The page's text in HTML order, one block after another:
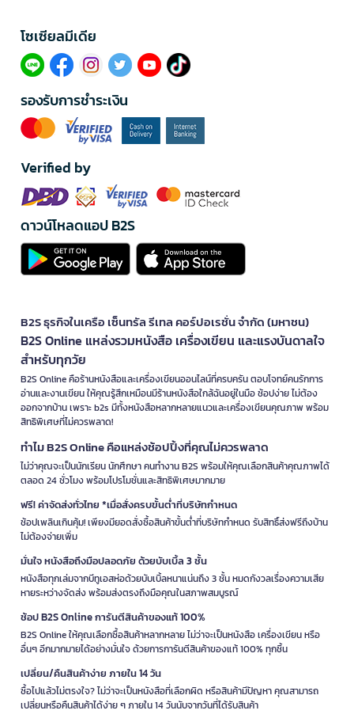
โซเซียลมีเดีย​
รองรับการชำระเงิน
Verified by
ดาวน์โหลดแอป B2S
B2S ธุรกิจในเครือ เซ็นทรัล รีเทล คอร์ปอเรชั่น จำกัด (มหาชน)
B2S Online แหล่งรวมหนังสือ เครื่องเขียน และแรงบันดาลใจ
สำหรับทุกวัย
B2S Online คือร้านหนังสือและเครื่องเขียนออนไลน์ที่ครบครัน ตอบโจทย์คนรักการ
อ่านและงานเขียน ให้คุณรู้สึกเหมือนมีร้านหนังสือใกล้ฉันอยู่ในมือ ช้อปง่าย ไม่ต้อง
ออกจากบ้าน เพราะ b2s มีทั้งหนังสือหลากหลายแนวและเครื่องเขียนคุณภาพ พร้อม
สิทธิพิเศษที่ไม่ควรพลาด!
ทำไม B2S Online คือแหล่งช้อปปิ้งที่คุณไม่ควรพลาด
ไม่ว่าคุณจะเป็นนักเรียน นักศึกษา คนทำงาน B2S พร้อมให้คุณเลือกสินค้าคุณภาพได้
ตลอด 24 ชั่วโมง พร้อมโปรโมชั่นและสิทธิพิเศษมากมาย
ฟรี! ค่าจัดส่งทั่วไทย *เมื่อสั่งครบขั้นต่ำที่บริษัทกำหนด
ช้อปเพลินเกินคุ้ม! เพียงมียอดสั่งซื้อสินค้าขั้นต่ำที่บริษัทกำหนด รับสิทธิ์ส่งฟรีถึงบ้าน
ไม่ต้องจ่ายเพิ่ม
มั่นใจ หนังสือถึงมือปลอดภัย ด้วยบับเบิ้ล 3 ชั้น
หนังสือทุกเล่มจากบีทูเอสห่อด้วยบับเบิ้ลหนาแน่นถึง 3 ชั้น หมดกังวลเรื่องความเสีย
หายระหว่างจัดส่ง พร้อมส่งตรงถึงมือคุณในสภาพสมบูรณ์
ช้อป B2S Online การันตีสินค้าของแท้ 100%
B2S Online ให้คุณเลือกซื้อสินค้าหลากหลาย ไม่ว่าจะเป็นหนังสือ เครื่องเขียน หรือ
อื่นๆ อีกมากมายได้อย่างมั่นใจ ด้วยการการันตีสินค้าของแท้ 100% ทุกชิ้น
เปลี่ยน/คืนสินค้าง่าย ภายใน 14 วัน
ซื้อไปแล้วไม่ตรงใจ? ไม่ว่าจะเป็นหนังสือที่เลือกผิด หรือสินค้ามีปัญหา คุณสามารถ
เปลี่ยนหรือคืนสินค้าได้ง่าย ๆ ภายใน 14 วันนับจากวันที่ได้รับสินค้า